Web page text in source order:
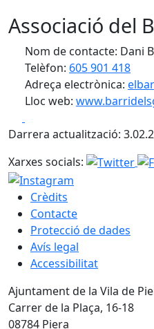
Associació del
Nom de contacte: Dani
Telèfon: 605 901 418
Adreça electrònica:
Lloc web:
Darrera actualització:
Xarxes socials:
Crèdits
Contacte
Protecció de dades
Avís legal
Accessibilitat
Ajuntament de la Vila de
Carrer de la Plaça, 16-18
08784 Piera